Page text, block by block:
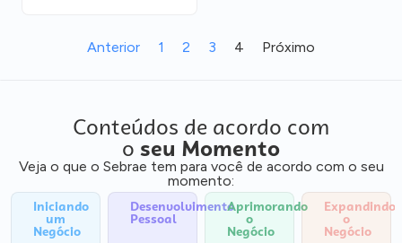
Anterior 1 2 3 4 Próximo
Conteúdos de acordo com
o seu Momento
Veja o que o Sebrae tem para você de acordo com o seu
momento:
Iniciando
um
Negócio
Desenvolvimento
Pessoal
Aprimorando
o
Negócio
Expandindo
o
Negócio